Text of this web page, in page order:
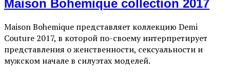
Maison Bohemique collection 2017
Maison Bohemique представляет коллекцию Demi
Couture 2017, в которой по-своему интерпретирует
представления о женственности, сексуальности и
мужском начале в силуэтах моделей.